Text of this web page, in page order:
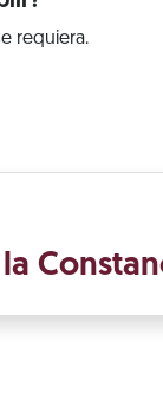
requiera.